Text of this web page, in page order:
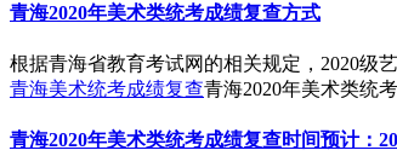
青海2020年美术类统考成绩复查方式
根据青海省教育考试网的相关规定，2020级
青海美术统考成绩复查青海2020年美术类统
青海2020年美术类统考成绩复查时间预计：